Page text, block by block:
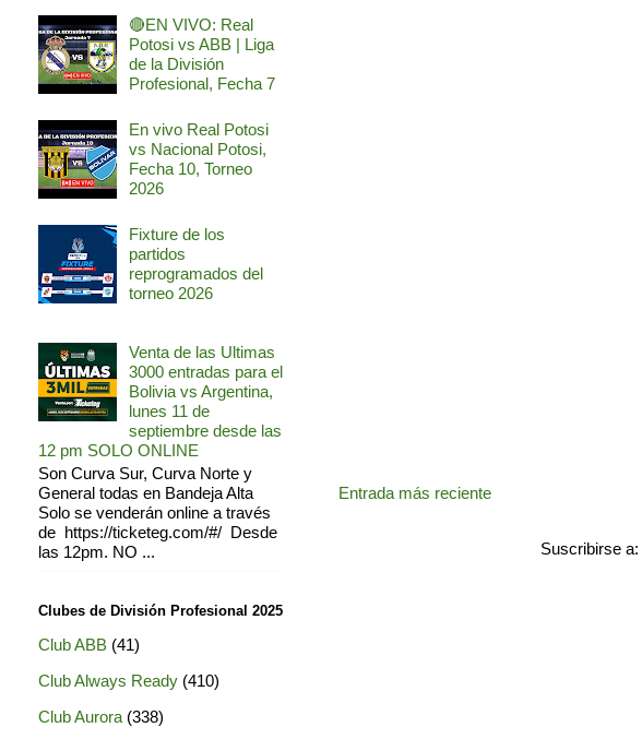
Entrada más reciente
Suscribirse a:
🔴EN VIVO: Real
Potosi vs ABB | Liga
de la División
Profesional, Fecha 7
En vivo Real Potosi
vs Nacional Potosi,
Fecha 10, Torneo
2026
Fixture de los
partidos
reprogramados del
torneo 2026
Venta de las Ultimas
3000 entradas para el
Bolivia vs Argentina,
lunes 11 de
septiembre desde las
12 pm SOLO ONLINE
Son Curva Sur, Curva Norte y
General todas en Bandeja Alta
Solo se venderán online a través
de https://ticketeg.com/#/ Desde
las 12pm. NO ...
Clubes de División Profesional 2025
Club ABB (41)
Club Always Ready (410)
Club Aurora (338)